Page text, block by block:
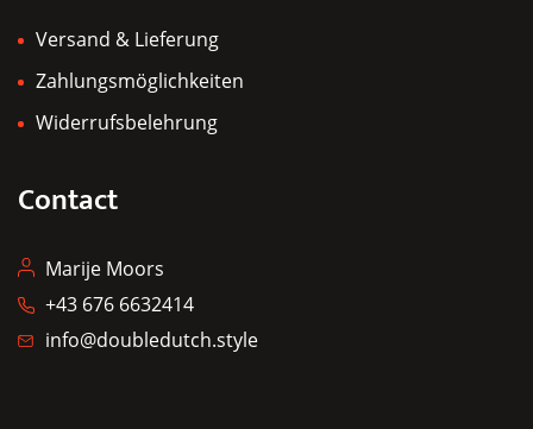
Versand & Lieferung
Zahlungsmöglichkeiten
Widerrufsbelehrung
Contact
Marije Moors
+43 676 6632414
info@doubledutch.style